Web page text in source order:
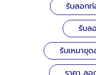
รับลอกท่
รับล
รับเหมาขุ